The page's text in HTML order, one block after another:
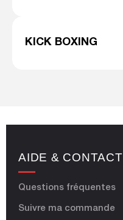
KICK BOXING
AIDE & CONTACT
Questions fréquentes
Suivre ma commande